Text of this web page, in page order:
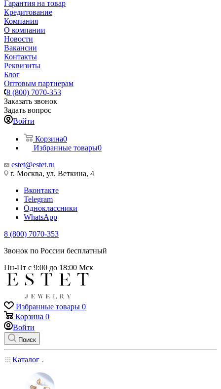
Гарантия на товар
Кредитование
Компания
О компании
Новости
Вакансии
Контакты
Реквизиты
Блог
Оптовым партнерам
8 (800) 7070-353
Заказать звонок
Задать вопрос
Войти
Корзина0
Избранные товары0
estet@estet.ru
г. Москва, ул. Веткина, 4
Вконтакте
Telegram
Одноклассники
WhatsApp
8 (800) 7070-353
Звонок по России бесплатный
Пн-Пт с 9:00 до 18:00 Мск
Избранные товары 0
Корзина 0
Войти
Поиск
Каталог